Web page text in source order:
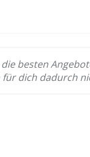
besten
für dich dadurch